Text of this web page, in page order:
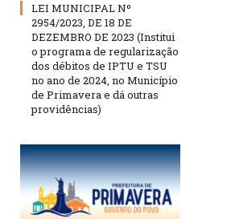
LEI MUNICIPAL Nº
2954/2023, DE 18 DE
DEZEMBRO DE 2023 (Institui
o programa de regularização
dos débitos de IPTU e TSU
no ano de 2024, no Município
de Primavera e dá outras
providências)